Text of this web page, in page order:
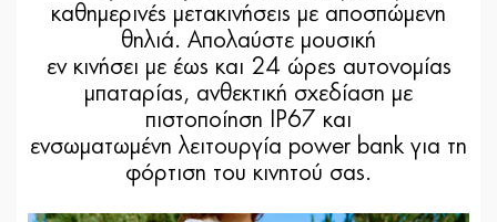
καθημερινές μετακινήσεις με αποσπώμενη
θηλιά. Απολαύστε μουσική
εν κινήσει με έως και 24 ώρες αυτονομίας
μπαταρίας, ανθεκτική σχεδίαση με
πιστοποίηση IP67 και
ενσωματωμένη λειτουργία power bank για τη
φόρτιση του κινητού σας.